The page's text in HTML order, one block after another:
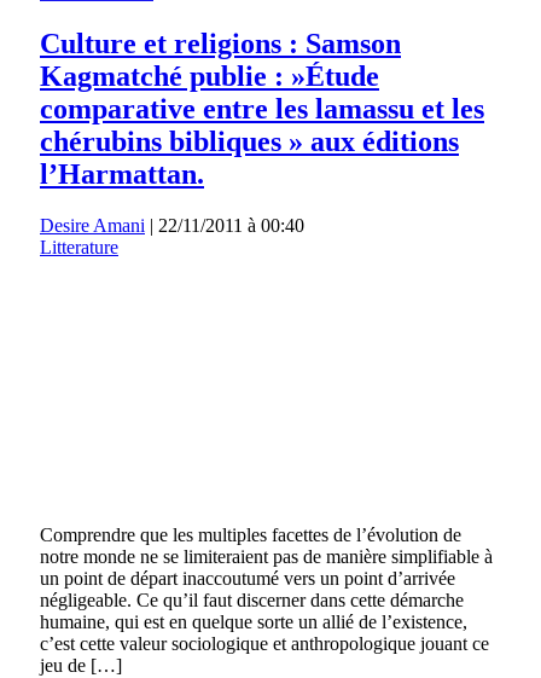
Culture et religions : Samson
Kagmatché publie : »Étude
comparative entre les lamassu et les
chérubins bibliques » aux éditions
l’Harmattan.
Desire Amani | 22/11/2011 à 00:40
Litterature
Comprendre que les multiples facettes de l’évolution de
notre monde ne se limiteraient pas de manière simplifiable à
un point de départ inaccoutumé vers un point d’arrivée
négligeable. Ce qu’il faut discerner dans cette démarche
humaine, qui est en quelque sorte un allié de l’existence,
c’est cette valeur sociologique et anthropologique jouant ce
jeu de […]